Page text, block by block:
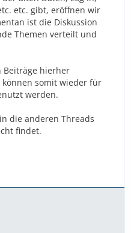
etc. gibt, eröffnen wir
ist die Diskussion
Themen verteilt und
Beiträge hierher
somit wieder für
werden.
die anderen Threads
findet.